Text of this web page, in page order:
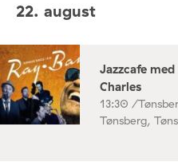
22. august
Jazzcafe
Charles
13:30 /
Tønsberg,